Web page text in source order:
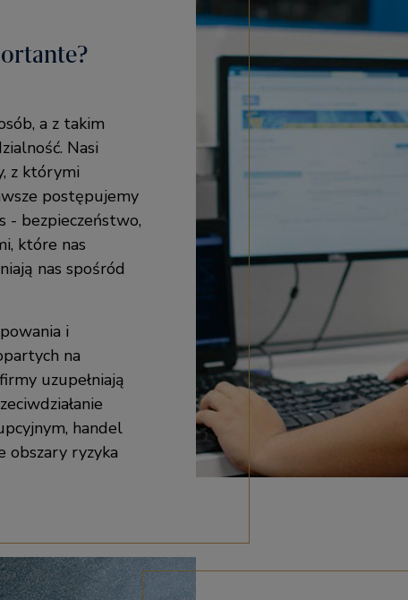
a z takim
Nasi
z którymi
postępujemy
- bezpieczeństwo,
które nas
nas spośród
i
na
uzupełniają
handel
obszary ryzyka